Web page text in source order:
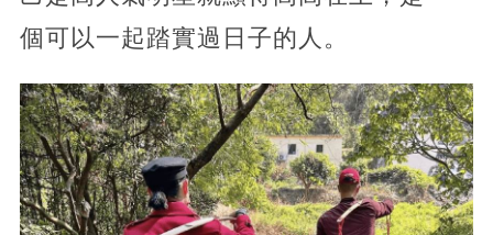
個可以一起踏實過日子的人。